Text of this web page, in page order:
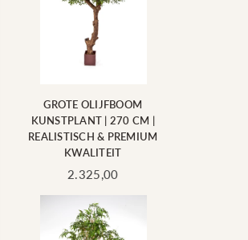
GROTE OLIJFBOOM
KUNSTPLANT | 270 CM |
REALISTISCH & PREMIUM
KWALITEIT
Standaard
2.325,00